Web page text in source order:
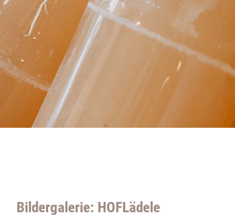
Bildergalerie: HOFLädele